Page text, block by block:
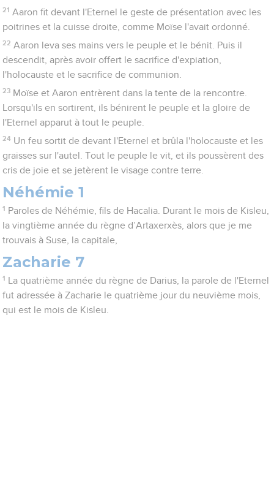
21 Aaron fit devant l'Eternel le geste de présentation avec les
poitrines et la cuisse droite, comme Moïse l'avait ordonné.
22 Aaron leva ses mains vers le peuple et le bénit. Puis il
descendit, après avoir offert le sacrifice d'expiation,
l'holocauste et le sacrifice de communion.
23 Moïse et Aaron entrèrent dans la tente de la rencontre.
Lorsqu'ils en sortirent, ils bénirent le peuple et la gloire de
l'Eternel apparut à tout le peuple.
24 Un feu sortit de devant l'Eternel et brûla l'holocauste et les
graisses sur l'autel. Tout le peuple le vit, et ils poussèrent des
cris de joie et se jetèrent le visage contre terre.
Néhémie 1
1 Paroles de Néhémie, fils de Hacalia. Durant le mois de Kisleu,
la vingtième année du règne d’Artaxerxès, alors que je me
trouvais à Suse, la capitale,
Zacharie 7
1
La quatrième année du règne de Darius, la parole de l'Eternel
fut adressée à Zacharie le quatrième jour du neuvième mois,
qui est le mois de Kisleu.